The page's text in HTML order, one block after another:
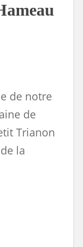
de notre
de
Trianon
la